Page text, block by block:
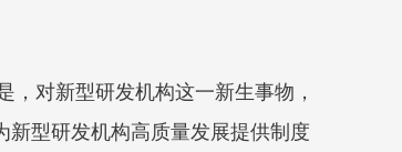
对新型研发机构这一新生事物，
新型研发机构高质量发展提供制度